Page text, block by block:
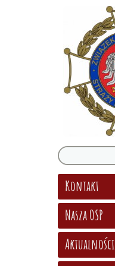
Kontakt
Nasza OSP
Aktualności